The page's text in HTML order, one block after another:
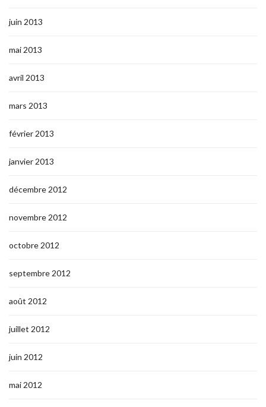
juin 2013
mai 2013
avril 2013
mars 2013
février 2013
janvier 2013
décembre 2012
novembre 2012
octobre 2012
septembre 2012
août 2012
juillet 2012
juin 2012
mai 2012